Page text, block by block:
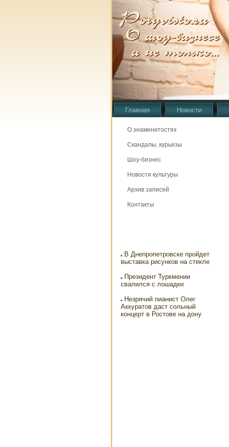
Главная Новости
О знаменитостях
Скандалы, курьезы
Шоу-бизнес
Новости культуры
Архив записей
Контакты
В Днепропетровске пройдет
выставка рисунков на стекле
Президент Туркмении
свалился с лошадки
Незрячий пианист Олег
Аккуратов даст сольный
концерт в Ростове на дону